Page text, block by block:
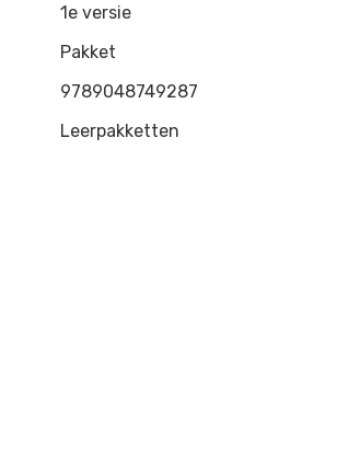
1e versie
Pakket
9789048749287
Leerpakketten